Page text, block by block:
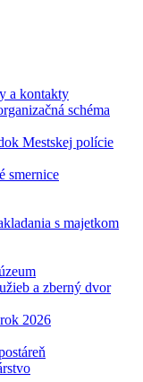
a kontakty
schéma
Mestskej polície
smernice
s majetkom
a zberný dvor
2026